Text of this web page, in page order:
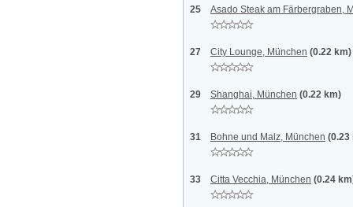
25 Asado Steak am Färbergraben,
27 City Lounge, München (0.22 km)
29 Shanghai, München (0.22 km)
31 Bohne und Malz, München (0.23
33 Citta Vecchia, München (0.24